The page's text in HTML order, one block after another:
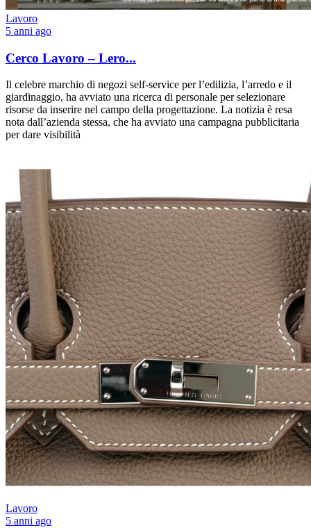
Lavoro
5 anni ago
Cerco Lavoro – Lero...
Il celebre marchio di negozi self-service per l’edilizia, l’arredo e il
giardinaggio, ha avviato una ricerca di personale per selezionare
risorse da inserire nel campo della progettazione. La notizia è resa
nota dall’azienda stessa, che ha avviato una campagna pubblicitaria
per dare visibilità
Lavoro
5 anni ago